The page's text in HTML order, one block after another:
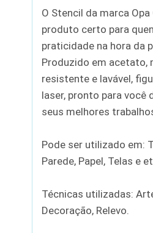
O Stencil da marca
produto certo para
praticidade na hora da
Produzido em acetato,
resistente e lavável,
laser, pronto para você
seus melhores
Pode ser utilizado em:
Parede, Papel, Telas e
Técnicas utilizadas:
Decoração, Relevo.